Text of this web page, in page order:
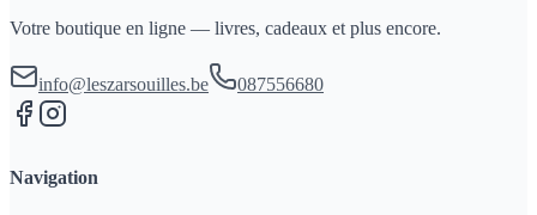
Votre boutique en ligne — livres, cadeaux et plus encore.
info@leszarsouilles.be 087556680
Navigation